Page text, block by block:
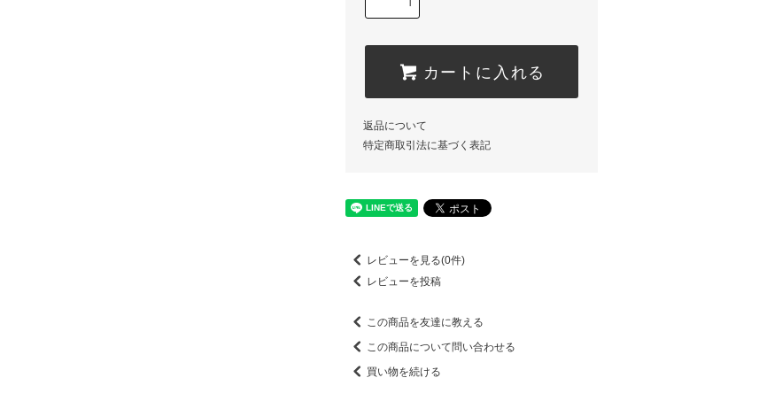
カートに入れる
返品について
特定商取引法に基づく表記
レビューを見る(0件)
レビューを投稿
この商品を友達に教える
この商品について問い合わせる
買い物を続ける